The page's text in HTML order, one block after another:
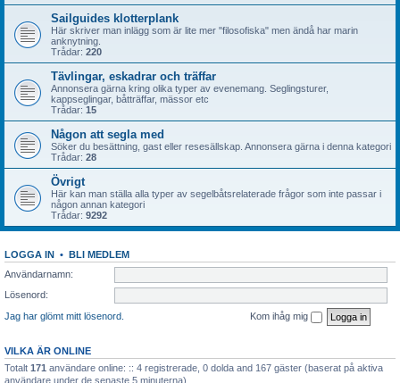
Sailguides klotterplank
Här skriver man inlägg som är lite mer "filosofiska" men ändå har marin
anknytning.
Trådar: 220
Tävlingar, eskadrar och träffar
Annonsera gärna kring olika typer av evenemang. Seglingsturer,
kappseglingar, båtträffar, mässor etc
Trådar: 15
Någon att segla med
Söker du besättning, gast eller resesällskap. Annonsera gärna i denna kategori
Trådar: 28
Övrigt
Här kan man ställa alla typer av segelbåtsrelaterade frågor som inte passar i
någon annan kategori
Trådar: 9292
LOGGA IN • BLI MEDLEM
Användarnamn:
Lösenord:
Jag har glömt mitt lösenord.
Kom ihåg mig
VILKA ÄR ONLINE
Totalt 171 användare online: :: 4 registrerade, 0 dolda and 167 gäster (baserat på aktiva
användare under de senaste 5 minuterna)